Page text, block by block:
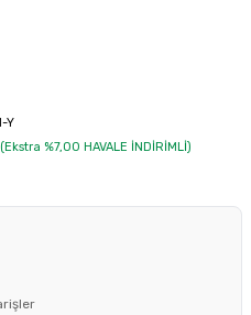
Y
%7,00 HAVALE İNDİRİMLİ)